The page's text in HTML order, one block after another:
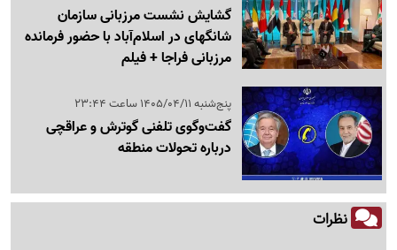
گشایش نشست مرزبانی سازمان
شانگهای در اسلام‌آباد با حضور فرمانده
مرزبانی فراجا + فیلم
پنج‌شنبه 1405/04/11 ساعت 23:44
گفت‌وگوی تلفنی گوترش و عراقچی
درباره تحولات منطقه
نظرات